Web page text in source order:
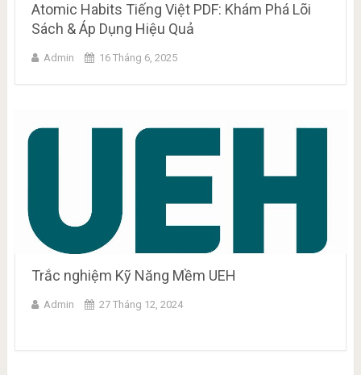
Atomic Habits Tiếng Việt PDF: Khám Phá Lõi
Sách & Áp Dụng Hiệu Quả
Admin 16 Tháng 6, 2025
Trắc nghiệm Kỹ Năng Mềm UEH
Admin 27 Tháng 12, 2024